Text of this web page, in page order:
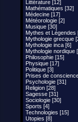
Littérature [12]
Mathématiques [32]
Médecine [17]
Météorologie [2]
Musique [30]
Mythes et Légendes
Mythologie grecque
Mythologie inca [6]
Mythologie nordique
Philosophie [15]
Physique [17]
Politique [3]
Prises de
Psychologie [31]
Religion [28]
Sagesse [31]
Sociologie [30]
Sports [4]
Technologies [15]
Utopies [8]